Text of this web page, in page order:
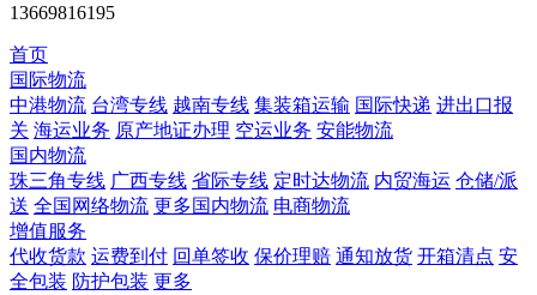
13669816195
首页
国际物流
中港物流 台湾专线 越南专线 集装箱运输 国际快递 进出口报
关 海运业务 原产地证办理 空运业务 安能物流
国内物流
珠三角专线 广西专线 省际专线 定时达物流 内贸海运 仓储/派
送 全国网络物流 更多国内物流 电商物流
增值服务
代收货款 运费到付 回单签收 保价理赔 通知放货 开箱清点 安
全包装 防护包装 更多